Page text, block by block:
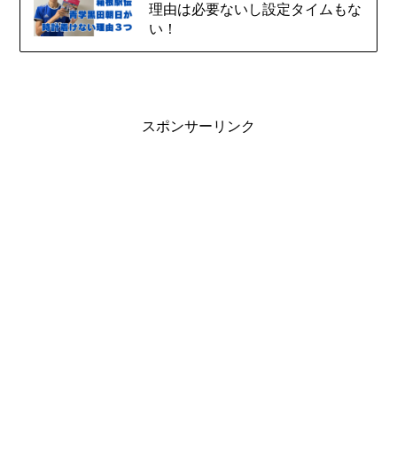
理由は必要ないし設定タイムもな
い！
スポンサーリンク